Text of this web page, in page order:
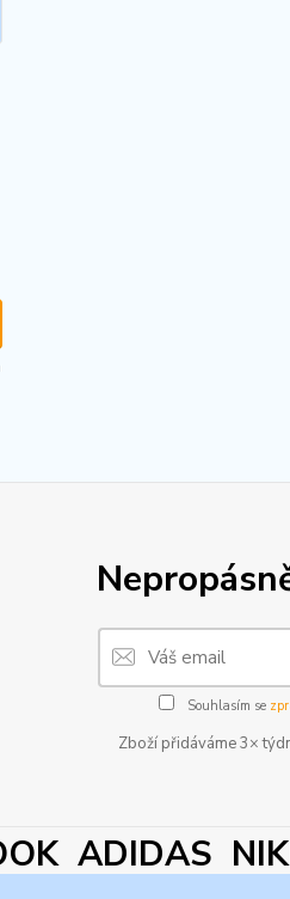
Souhlasím se
Zboží přidáváme 3×
ADIDAS